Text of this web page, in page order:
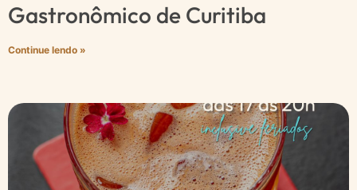
Gastronômico de Curitiba
Continue lendo »